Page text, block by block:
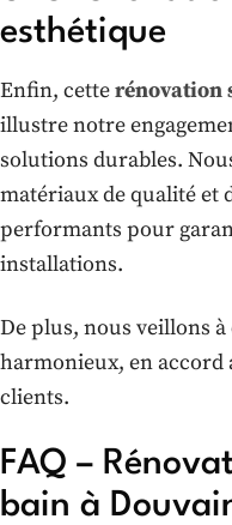
esthétique
Enfin, cetterénovation
illustre notre
solutions durables.
matériaux de qualité et
performants pour
installations.
De plus, nous veillons
harmonieux, en accord
clients.
FAQ –
bain à